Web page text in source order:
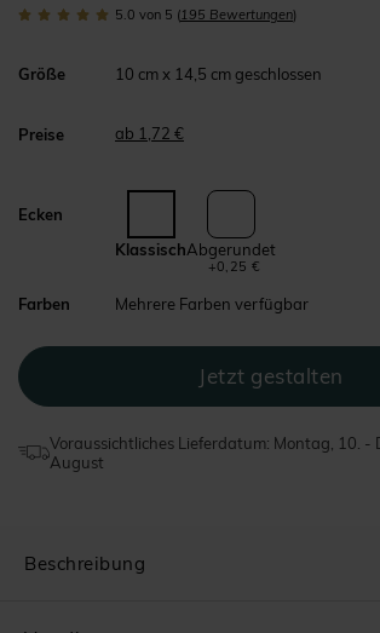
5.0 von 5 (195 Bewertungen)
Größe 10 cm x 14,5 cm geschlossen
Preise ab 1,72 €
Ecken
KlassischAbgerundet
+0,25 €
Farben Mehrere Farben verfügbar
Voraussichtliches Lieferdatum: Montag, 10. -
August
Beschreibung